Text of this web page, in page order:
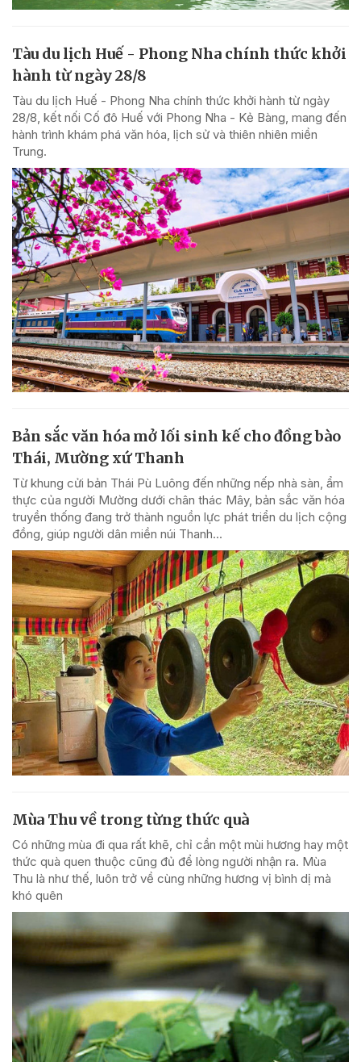
Tàu du lịch Huế - Phong Nha chính thức khởi
hành từ ngày 28/8
Tàu du lịch Huế - Phong Nha chính thức khởi hành từ ngày
28/8, kết nối Cố đô Huế với Phong Nha - Kẻ Bàng, mang đến
hành trình khám phá văn hóa, lịch sử và thiên nhiên miền
Trung.
Bản sắc văn hóa mở lối sinh kế cho đồng bào
Thái, Mường xứ Thanh
Từ khung cửi bản Thái Pù Luông đến những nếp nhà sàn, ẩm
thực của người Mường dưới chân thác Mây, bản sắc văn hóa
truyền thống đang trở thành nguồn lực phát triển du lịch cộng
đồng, giúp người dân miền núi Thanh...
Mùa Thu về trong từng thức quà
Có những mùa đi qua rất khẽ, chỉ cần một mùi hương hay một
thức quà quen thuộc cũng đủ để lòng người nhận ra. Mùa
Thu là như thế, luôn trở về cùng những hương vị bình dị mà
khó quên